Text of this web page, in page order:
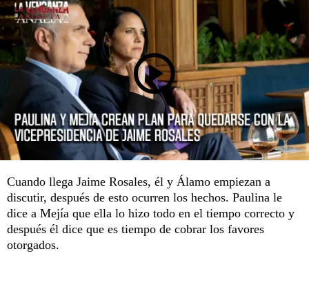
Cuando llega Jaime Rosales, él y Álamo empiezan a
discutir, después de esto ocurren los hechos. Paulina le
dice a Mejía que ella lo hizo todo en el tiempo correcto y
después él dice que es tiempo de cobrar los favores
otorgados.